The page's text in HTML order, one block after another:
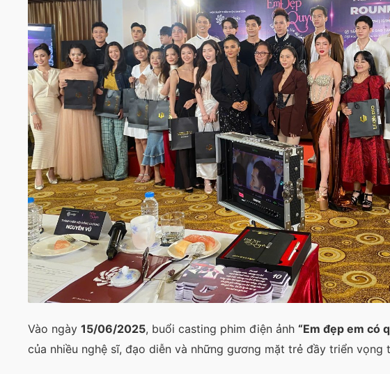
Vào ngày 15/06/2025, buổi casting phim điện ảnh “Em đẹp em có
của nhiều nghệ sĩ, đạo diễn và những gương mặt trẻ đầy triển vọng